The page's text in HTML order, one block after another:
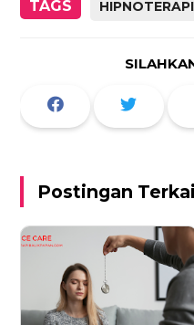
TAGS HIPNOTERAPI
Postingan